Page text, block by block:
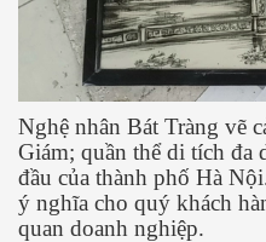
Nghệ nhân Bát Tràng vẽ
Giám; quần thể di tích đa
đầu của thành phố Hà
ý nghĩa cho quý khách
quan doanh nghiệp.